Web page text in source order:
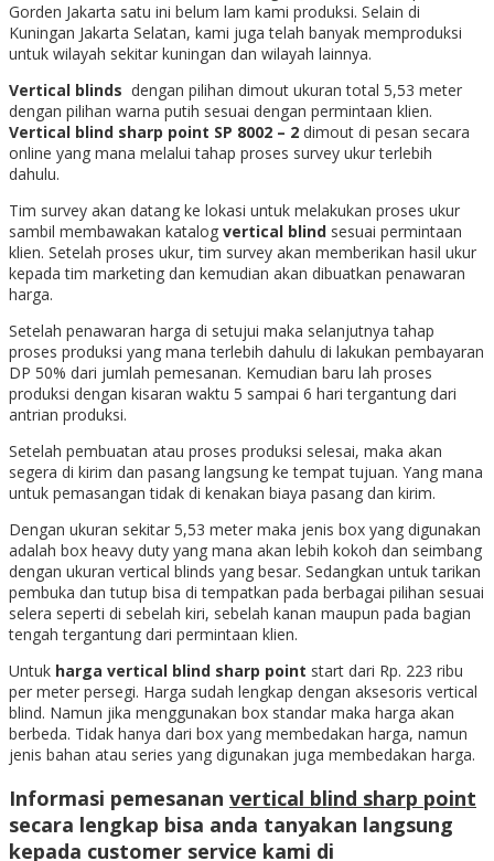
Gorden Jakarta satu ini belum lam kami produksi. Selain di
Kuningan Jakarta Selatan, kami juga telah banyak memproduksi
untuk wilayah sekitar kuningan dan wilayah lainnya.
Vertical blinds dengan pilihan dimout ukuran total 5,53 meter
dengan pilihan warna putih sesuai dengan permintaan klien.
Vertical blind sharp point SP 8002 – 2 dimout di pesan secara
online yang mana melalui tahap proses survey ukur terlebih
dahulu.
Tim survey akan datang ke lokasi untuk melakukan proses ukur
sambil membawakan katalog vertical blind sesuai permintaan
klien. Setelah proses ukur, tim survey akan memberikan hasil ukur
kepada tim marketing dan kemudian akan dibuatkan penawaran
harga.
Setelah penawaran harga di setujui maka selanjutnya tahap
proses produksi yang mana terlebih dahulu di lakukan pembayaran
DP 50% dari jumlah pemesanan. Kemudian baru lah proses
produksi dengan kisaran waktu 5 sampai 6 hari tergantung dari
antrian produksi.
Setelah pembuatan atau proses produksi selesai, maka akan
segera di kirim dan pasang langsung ke tempat tujuan. Yang mana
untuk pemasangan tidak di kenakan biaya pasang dan kirim.
Dengan ukuran sekitar 5,53 meter maka jenis box yang digunakan
adalah box heavy duty yang mana akan lebih kokoh dan seimbang
dengan ukuran vertical blinds yang besar. Sedangkan untuk tarikan
pembuka dan tutup bisa di tempatkan pada berbagai pilihan sesuai
selera seperti di sebelah kiri, sebelah kanan maupun pada bagian
tengah tergantung dari permintaan klien.
Untuk harga vertical blind sharp point start dari Rp. 223 ribu
per meter persegi. Harga sudah lengkap dengan aksesoris vertical
blind. Namun jika menggunakan box standar maka harga akan
berbeda. Tidak hanya dari box yang membedakan harga, namun
jenis bahan atau series yang digunakan juga membedakan harga.
Informasi pemesanan vertical blind sharp point
secara lengkap bisa anda tanyakan langsung
kepada customer service kami di